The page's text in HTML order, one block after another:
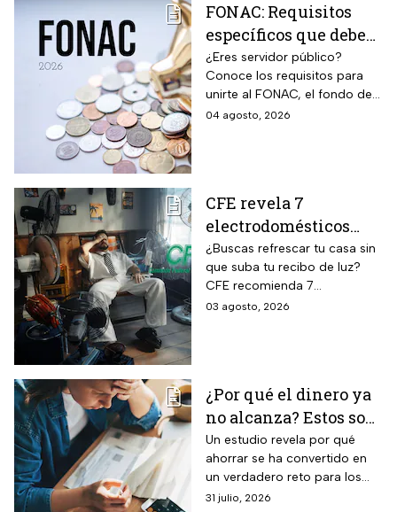
FONAC: Requisitos
específicos que deben
cumplir los
trabajadores para
participar en él
¿Eres servidor público?
Conoce los requisitos para
unirte al FONAC, el fondo de
ahorro Capitalizable de los
04 agosto, 2026
CFE revela 7
electrodomésticos
para combatir el calor
sin que se dispare tu
recibo de luz
¿Buscas refrescar tu casa sin
que suba tu recibo de luz?
CFE recomienda 7
electrodomésticos eficientes
03 agosto, 2026
¿Por qué el dinero ya
no alcanza? Estos son
los gastos que más
impactan a los
mexicanos
Un estudio revela por qué
ahorrar se ha convertido en
un verdadero reto para los
mexicanos.
31 julio, 2026